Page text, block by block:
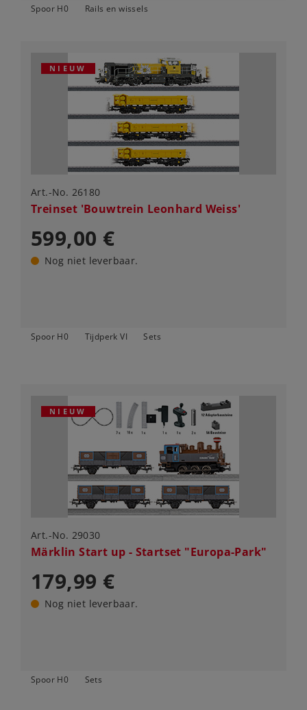
Spoor H0 Rails en wissels
NIEUW
Art.-No. 26180
Treinset 'Bouwtrein Leonhard Weiss'
599,00 €
Nog niet leverbaar.
Spoor H0 Tijdperk VI Sets
NIEUW
Art.-No. 29030
Märklin Start up - Startset "Europa-Park"
179,99 €
Nog niet leverbaar.
Spoor H0 Sets